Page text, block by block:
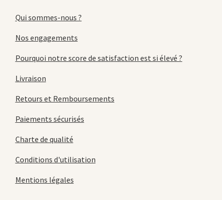
Qui sommes-nous ?
Nos engagements
Pourquoi notre score de satisfaction est si élevé ?
Livraison
Retours et Remboursements
Paiements sécurisés
Charte de qualité
Conditions d'utilisation
Mentions légales